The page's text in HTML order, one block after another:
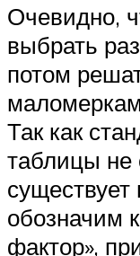
Очевидно,
выбрать
потом
Так как
таблицы не
обозначим
фактор»,